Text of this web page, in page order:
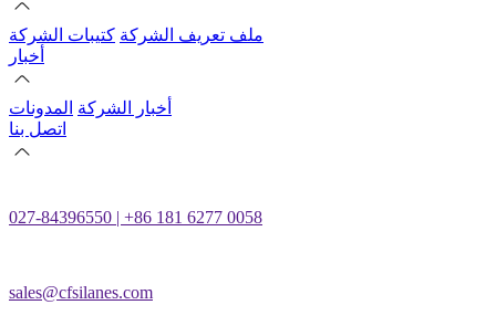
ملف تعريف الشركة كتيبات الشركة
أخبار
أخبار الشركة المدونات
اتصل بنا
027-84396550 | +86 181 6277 0058
sales@cfsilanes.com